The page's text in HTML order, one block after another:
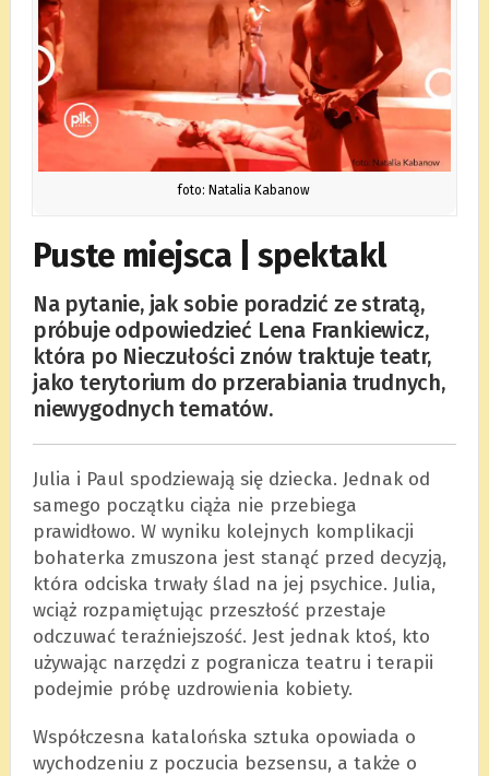
foto: Natalia Kabanow
Puste miejsca | spektakl
Na pytanie, jak sobie poradzić ze stratą,
próbuje odpowiedzieć Lena Frankiewicz,
która po Nieczułości znów traktuje teatr,
jako terytorium do przerabiania trudnych,
niewygodnych tematów.
Julia i Paul spodziewają się dziecka. Jednak od
samego początku ciąża nie przebiega
prawidłowo. W wyniku kolejnych komplikacji
bohaterka zmuszona jest stanąć przed decyzją,
która odciska trwały ślad na jej psychice. Julia,
wciąż rozpamiętując przeszłość przestaje
odczuwać teraźniejszość. Jest jednak ktoś, kto
używając narzędzi z pogranicza teatru i terapii
podejmie próbę uzdrowienia kobiety.
Współczesna katalońska sztuka opowiada o
wychodzeniu z poczucia bezsensu, a także o